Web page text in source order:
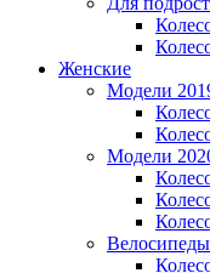
Женскиe
Модели
Модели